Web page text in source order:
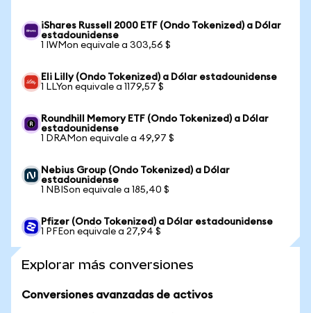
iShares Russell 2000 ETF (Ondo Tokenized) a Dólar
estadounidense
1 IWMon equivale a 303,56 $
Eli Lilly (Ondo Tokenized) a Dólar estadounidense
1 LLYon equivale a 1179,57 $
Roundhill Memory ETF (Ondo Tokenized) a Dólar
estadounidense
1 DRAMon equivale a 49,97 $
Nebius Group (Ondo Tokenized) a Dólar
estadounidense
1 NBISon equivale a 185,40 $
Pfizer (Ondo Tokenized) a Dólar estadounidense
1 PFEon equivale a 27,94 $
Explorar más conversiones
Conversiones avanzadas de activos